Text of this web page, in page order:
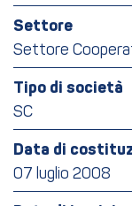
Settore
Settore
Tipo di società
SC
Data di
07 luglio 2008